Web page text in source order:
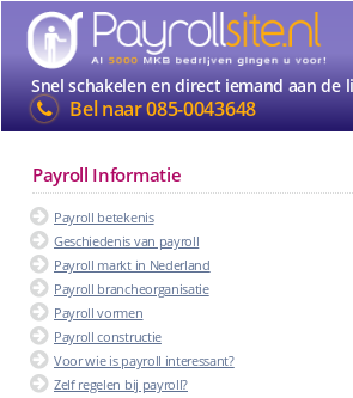
Snel schakelen en direct iemand aan de
Bel naar085-0043648
Payroll Informatie
Payroll betekenis
Geschiedenis van payroll
Payroll markt in Nederland
Payroll brancheorganisatie
Payroll vormen
Payroll constructie
Voor wie is payroll interessant?
Zelf regelen bij payroll?